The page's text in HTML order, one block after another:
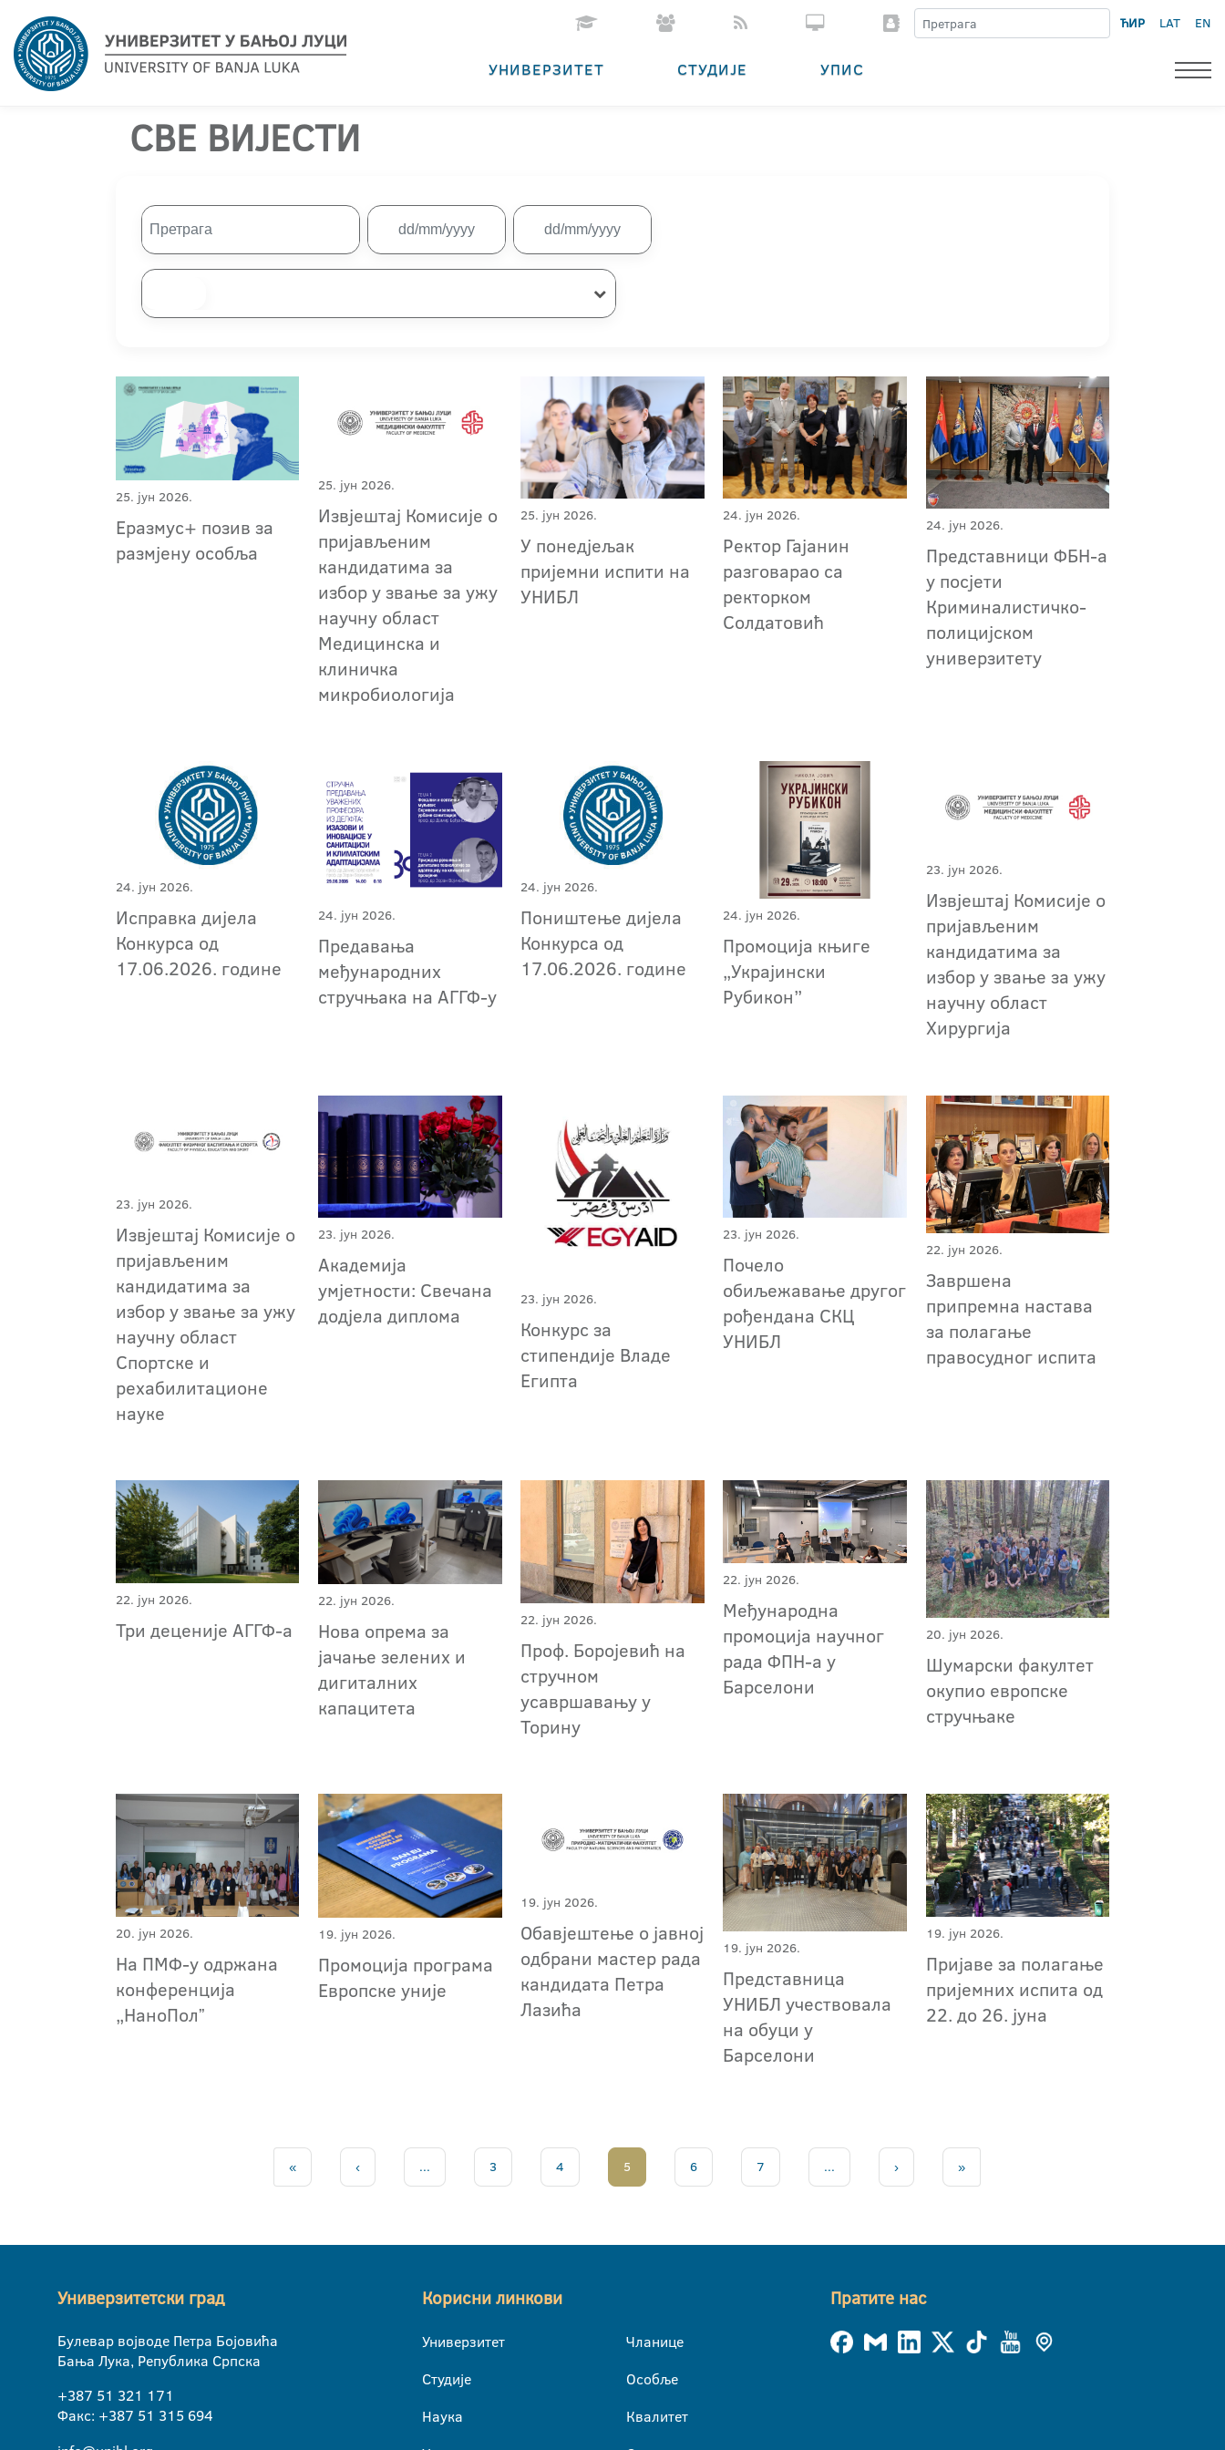
ЋИР LAT EN
УНИВЕРЗИТЕТ СТУДИЈЕ УПИС
СВЕ ВИЈЕСТИ
25. јун 2026.
Еразмус+ позив за
размјену особља
25. јун 2026.
Извјештај Комисије о
пријављеним
кандидатима за
избор у звање за ужу
научну област
Медицинска и
клиничка
микробиологија
25. јун 2026.
У понедјељак
пријемни испити на
УНИБЛ
24. јун 2026.
Ректор Гајанин
разговарао са
ректорком
Солдатовић
24. јун 2026.
Представници ФБН-а
у посјети
Криминалистичко-
полицијском
универзитету
24. јун 2026.
Исправка дијела
Конкурса од
17.06.2026. године
24. јун 2026.
Предавања
међународних
стручњака на АГГФ-у
24. јун 2026.
Поништење дијела
Конкурса од
17.06.2026. године
24. јун 2026.
Промоција књиге
„Украјински
Рубикон”
23. јун 2026.
Извјештај Комисије о
пријављеним
кандидатима за
избор у звање за ужу
научну област
Хирургија
23. јун 2026.
Извјештај Комисије о
пријављеним
кандидатима за
избор у звање за ужу
научну област
Спортске и
рехабилитационе
науке
23. јун 2026.
Академија
умјетности: Свечана
додјела диплома
23. јун 2026.
Конкурс за
стипендије Владе
Египта
23. јун 2026.
Почело
обиљежавање другог
рођендана СКЦ
УНИБЛ
22. јун 2026.
Завршена
припремна настава
за полагање
правосудног испита
22. јун 2026.
Три деценије АГГФ-a
22. јун 2026.
Нова опрема за
јачање зелених и
дигиталних
капацитета
22. јун 2026.
Проф. Боројевић на
стручном
усавршавању у
Торину
22. јун 2026.
Међународна
промоција научног
рада ФПН-а у
Барселони
20. јун 2026.
Шумарски факултет
окупио европске
стручњаке
20. јун 2026.
На ПМФ-у одржана
конференција
„НаноПолˮ
19. јун 2026.
Промоција програма
Европске уније
19. јун 2026.
Обавјештење о јавној
одбрани мастер рада
кандидата Петра
Лазића
19. јун 2026.
Представница
УНИБЛ учествовала
на обуци у
Барселони
19. јун 2026.
Пријаве за полагање
пријемних испита од
22. до 26. јуна
« ‹ ... 3 4 5 6 7 ... › »
Универзитетски град
Булевар војводе Петра Бојовића
Бања Лука, Република Српска
+387 51 321 171
Факс: +387 51 315 694
Корисни линкови
Универзитет
Студије
Наука
Чланице
Особље
Квалитет
Пратите нас